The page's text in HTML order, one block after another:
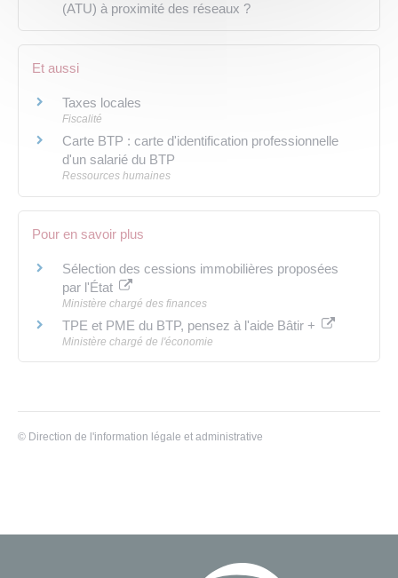
(ATU) à proximité des réseaux ?
Et aussi
Taxes locales
Fiscalité
Carte BTP : carte d'identification professionnelle
d'un salarié du BTP
Ressources humaines
Pour en savoir plus
Sélection des cessions immobilières proposées
par l'État
Ministère chargé des finances
TPE et PME du BTP, pensez à l'aide Bâtir +
Ministère chargé de l'économie
© Direction de l'information légale et administrative